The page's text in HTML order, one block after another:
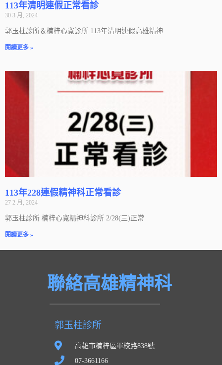
113年清明連假正常看診
30 3 月, 2024
郭玉柱診所＆楠梓心寬診所 113年清明連假高雄精神
閱讀更多 »
113年228連假精神科正常看診
27 2 月, 2024
郭玉柱診所 楠梓心寬精神科診所 2/28(三)正常
閱讀更多 »
聯絡高雄精神科
郭玉柱診所
高雄市楠梓區軍校路838號
07-3661166